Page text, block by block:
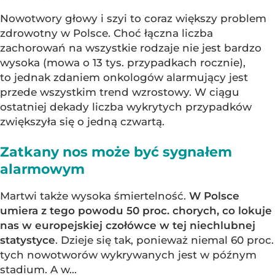
Nowotwory głowy i szyi to coraz większy problem
zdrowotny w Polsce. Choć łączna liczba
zachorowań na wszystkie rodzaje nie jest bardzo
wysoka (mowa o 13 tys. przypadkach rocznie),
to jednak zdaniem onkologów alarmujący jest
przede wszystkim trend wzrostowy. W ciągu
ostatniej dekady liczba wykrytych przypadków
zwiększyła się o jedną czwartą.
Zatkany nos może być sygnałem
alarmowym
Martwi także wysoka śmiertelność. W Polsce
umiera z tego powodu 50 proc. chorych, co lokuje
nas w europejskiej czołówce w tej niechlubnej
statystyce. Dzieje się tak, ponieważ niemal 60 proc.
tych nowotworów wykrywanych jest w późnym
stadium. A w...